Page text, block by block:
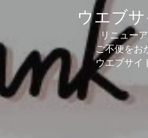
ウエブ
リニュー
ご不便をお
ウエブサイ